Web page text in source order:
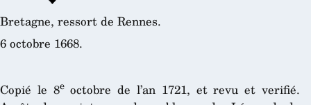
Bretagne, ressort de Rennes.
6 octobre 1668.
Copié le 8eoctobre de l’an 1721, et revu et verifié.